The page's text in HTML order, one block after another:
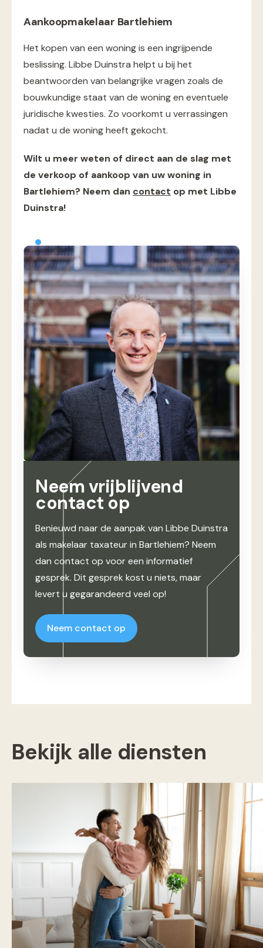
Aankoopmakelaar Bartlehiem
Het kopen van een woning is een ingrijpende
beslissing. Libbe Duinstra helpt u bij het
beantwoorden van belangrijke vragen zoals de
bouwkundige staat van de woning en eventuele
juridische kwesties. Zo voorkomt u verrassingen
nadat u de woning heeft gekocht.
Wilt u meer weten of direct aan de slag met
de verkoop of aankoop van uw woning in
Bartlehiem? Neem dan contact op met Libbe
Duinstra!
Neem vrijblijvend
contact op
Benieuwd naar de aanpak van Libbe Duinstra
als makelaar taxateur in Bartlehiem? Neem
dan contact op voor een informatief
gesprek. Dit gesprek kost u niets, maar
levert u gegarandeerd veel op!
Neem contact op
Bekijk alle diensten